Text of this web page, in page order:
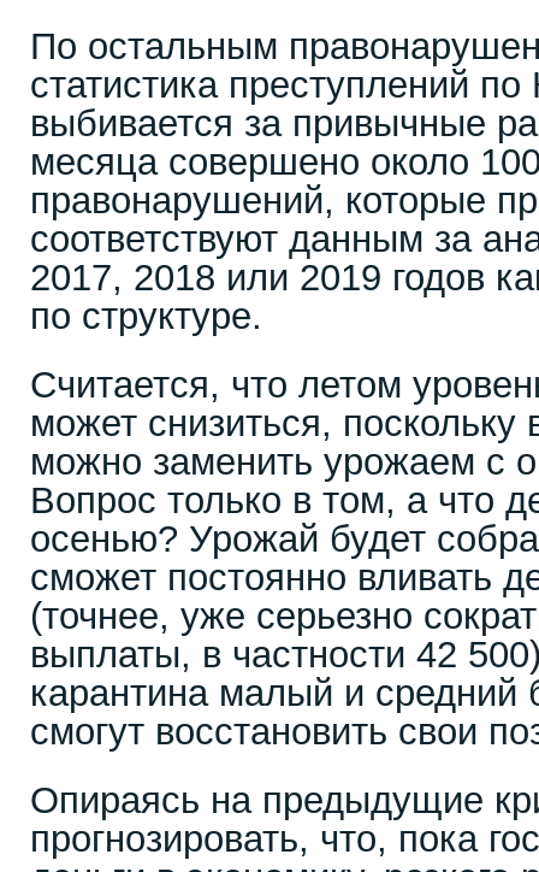
По остальным
статистика преступлений
выбивается за привычные
месяца совершено около
правонарушений, которые
соответствуют данным за
2017, 2018 или 2019 годов
по структуре.
Считается, что летом
может снизиться,
можно заменить урожаем с
Вопрос только в том, а что
осенью? Урожай будет
сможет постоянно вливать
(точнее, уже серьезно
выплаты, в частности 42
карантина малый и средний
смогут восстановить свои
Опираясь на предыдущие
прогнозировать, что, пока